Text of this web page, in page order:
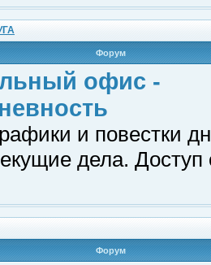
Форум
офис -
и повестки
дела.
Форум